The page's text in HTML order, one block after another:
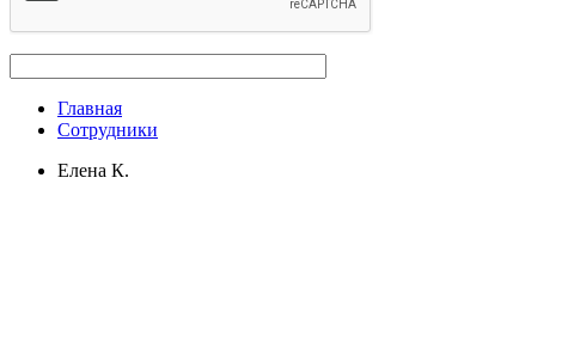
Главная
Сотрудники
Елена К.